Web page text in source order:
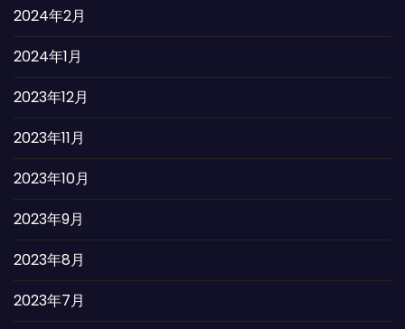
2024年2月
2024年1月
2023年12月
2023年11月
2023年10月
2023年9月
2023年8月
2023年7月